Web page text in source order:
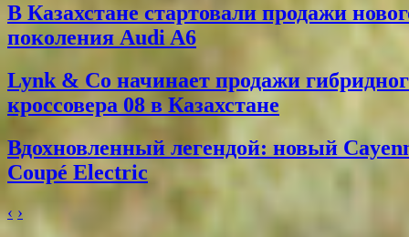
В Казахстане стартовали продажи
поколения Audi A6
Lynk & Co начинает продажи
кроссовера 08 в Казахстане
Вдохновленный легендой: новый
Coupé Electric
‹ ›